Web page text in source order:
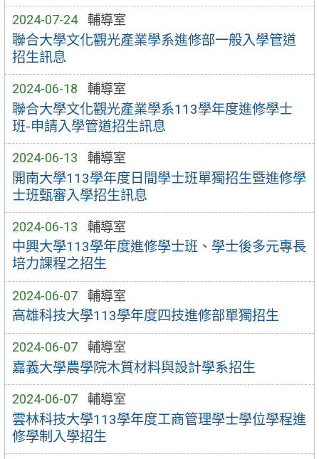
2024-07-24 輔導室
聯合大學文化觀光產業學系進修部一般入學管道
招生訊息
2024-06-18 輔導室
聯合大學文化觀光產業學系113學年度進修學士
班-申請入學管道招生訊息
2024-06-13 輔導室
開南大學113學年度日間學士班單獨招生暨進修學
士班甄審入學招生訊息
2024-06-13 輔導室
中興大學113學年度進修學士班、學士後多元專長
培力課程之招生
2024-06-07 輔導室
高雄科技大學113學年度四技進修部單獨招生
2024-06-07 輔導室
嘉義大學農學院木質材料與設計學系招生
2024-06-07 輔導室
雲林科技大學113學年度工商管理學士學位學程進
修學制入學招生